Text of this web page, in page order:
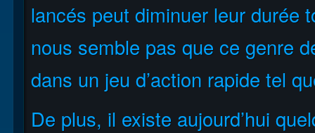
lancés peut diminuer leur durée
nous semble pas que ce genre
dans un jeu d’action rapide tel
De plus, il existe aujourd’hui